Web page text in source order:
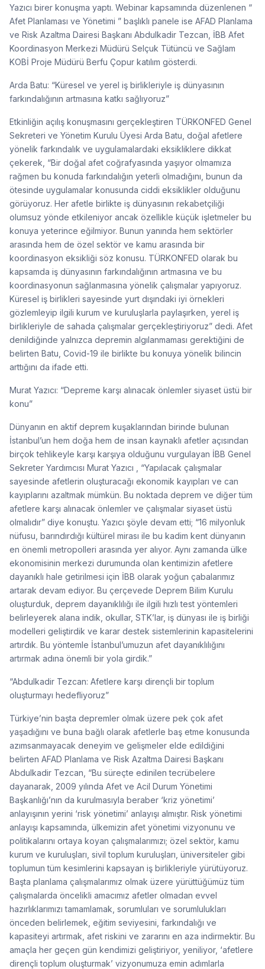
Yazıcı birer konuşma yaptı. Webinar kapsamında düzenlenen “
Afet Planlaması ve Yönetimi ” başlıklı panele ise AFAD Planlama
ve Risk Azaltma Dairesi Başkanı Abdulkadir Tezcan, İBB Afet
Koordinasyon Merkezi Müdürü Selçuk Tütüncü ve Sağlam
KOBİ Proje Müdürü Berfu Çopur katılım gösterdi.
Arda Batu: “Küresel ve yerel iş birlikleriyle iş dünyasının
farkındalığının artmasına katkı sağlıyoruz”
Etkinliğin açılış konuşmasını gerçekleştiren TÜRKONFED Genel
Sekreteri ve Yönetim Kurulu Üyesi Arda Batu, doğal afetlere
yönelik farkındalık ve uygulamalardaki eksikliklere dikkat
çekerek, “Bir doğal afet coğrafyasında yaşıyor olmamıza
rağmen bu konuda farkındalığın yeterli olmadığını, bunun da
ötesinde uygulamalar konusunda ciddi eksiklikler olduğunu
görüyoruz. Her afetle birlikte iş dünyasının rekabetçiliği
olumsuz yönde etkileniyor ancak özellikle küçük işletmeler bu
konuya yeterince eğilmiyor. Bunun yanında hem sektörler
arasında hem de özel sektör ve kamu arasında bir
koordinasyon eksikliği söz konusu. TÜRKONFED olarak bu
kapsamda iş dünyasının farkındalığının artmasına ve bu
koordinasyonun sağlanmasına yönelik çalışmalar yapıyoruz.
Küresel iş birlikleri sayesinde yurt dışındaki iyi örnekleri
gözlemleyip ilgili kurum ve kuruluşlarla paylaşırken, yerel iş
birlikleriyle de sahada çalışmalar gerçekleştiriyoruz” dedi. Afet
denildiğinde yalnızca depremin algılanmaması gerektiğini de
belirten Batu, Covid-19 ile birlikte bu konuya yönelik bilincin
arttığını da ifade etti.
Murat Yazıcı: “Depreme karşı alınacak önlemler siyaset üstü bir
konu”
Dünyanın en aktif deprem kuşaklarından birinde bulunan
İstanbul’un hem doğa hem de insan kaynaklı afetler açısından
birçok tehlikeyle karşı karşıya olduğunu vurgulayan İBB Genel
Sekreter Yardımcısı Murat Yazıcı , “Yapılacak çalışmalar
sayesinde afetlerin oluşturacağı ekonomik kayıpları ve can
kayıplarını azaltmak mümkün. Bu noktada deprem ve diğer tüm
afetlere karşı alınacak önlemler ve çalışmalar siyaset üstü
olmalıdır” diye konuştu. Yazıcı şöyle devam etti; “16 milyonluk
nüfusu, barındırdığı kültürel mirası ile bu kadim kent dünyanın
en önemli metropolleri arasında yer alıyor. Aynı zamanda ülke
ekonomisinin merkezi durumunda olan kentimizin afetlere
dayanıklı hale getirilmesi için İBB olarak yoğun çabalarımız
artarak devam ediyor. Bu çerçevede Deprem Bilim Kurulu
oluşturduk, deprem dayanıklılığı ile ilgili hızlı test yöntemleri
belirleyerek alana indik, okullar, STK’lar, iş dünyası ile iş birliği
modelleri geliştirdik ve karar destek sistemlerinin kapasitelerini
artırdık. Bu yöntemle İstanbul’umuzun afet dayanıklılığını
artırmak adına önemli bir yola girdik.”
“Abdulkadir Tezcan: Afetlere karşı dirençli bir toplum
oluşturmayı hedefliyoruz”
Türkiye’nin başta depremler olmak üzere pek çok afet
yaşadığını ve buna bağlı olarak afetlerle baş etme konusunda
azımsanmayacak deneyim ve gelişmeler elde edildiğini
belirten AFAD Planlama ve Risk Azaltma Dairesi Başkanı
Abdulkadir Tezcan, “Bu süreçte edinilen tecrübelere
dayanarak, 2009 yılında Afet ve Acil Durum Yönetimi
Başkanlığı’nın da kurulmasıyla beraber ‘kriz yönetimi’
anlayışının yerini ‘risk yönetimi’ anlayışı almıştır. Risk yönetimi
anlayışı kapsamında, ülkemizin afet yönetimi vizyonunu ve
politikalarını ortaya koyan çalışmalarımızı; özel sektör, kamu
kurum ve kuruluşları, sivil toplum kuruluşları, üniversiteler gibi
toplumun tüm kesimlerini kapsayan iş birlikleriyle yürütüyoruz.
Başta planlama çalışmalarımız olmak üzere yürüttüğümüz tüm
çalışmalarda öncelikli amacımız afetler olmadan evvel
hazırlıklarımızı tamamlamak, sorumluları ve sorumlulukları
önceden belirlemek, eğitim seviyesini, farkındalığı ve
kapasiteyi artırmak, afet riskini ve zararını en aza indirmektir. Bu
amaçla her geçen gün kendimizi geliştiriyor, yeniliyor, ‘afetlere
dirençli toplum oluşturmak’ vizyonumuza emin adımlarla